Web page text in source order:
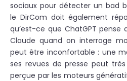
sociaux pour détecter un bad
le DirCom doit également
qu’est-ce que ChatGPT
Claude quand on interroge
peut être inconfortable : une
ses revues de presse peut
perçue par les moteurs